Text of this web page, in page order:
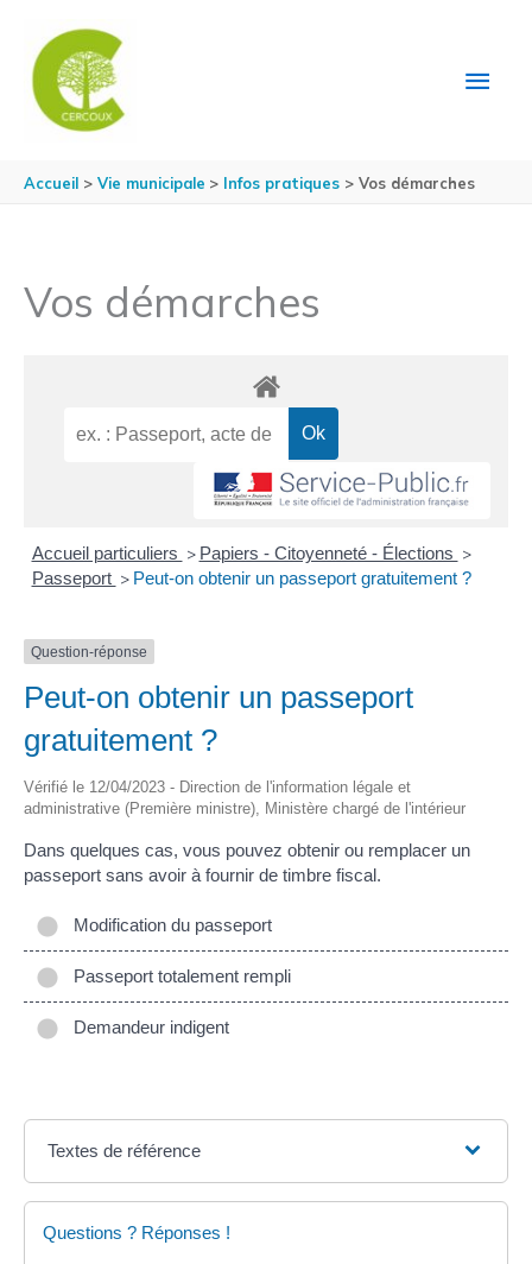
Accueil Vie municipale Infos pratiques Vos démarches
Vos démarches
Accueil particuliers > Papiers - Citoyenneté - Élections >
Passeport > Peut-on obtenir un passeport gratuitement ?
Question-réponse
Peut-on obtenir un passeport
gratuitement ?
Vérifié le 12/04/2023 - Direction de l'information légale et
administrative (Première ministre), Ministère chargé de l'intérieur
Dans quelques cas, vous pouvez obtenir ou remplacer un
passeport sans avoir à fournir de timbre fiscal.
Modification du passeport
Passeport totalement rempli
Demandeur indigent
Textes de référence
Questions ? Réponses !